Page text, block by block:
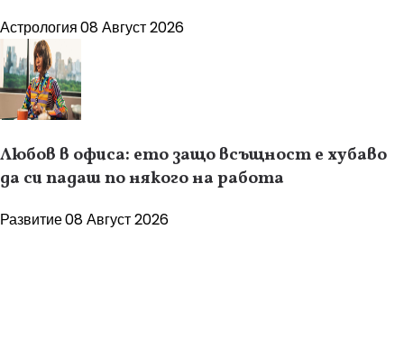
Астрология08 Август 2026
Любов в офиса: ето защо всъщност е хубаво
да си падаш по някого на работа
Развитие08 Август 2026